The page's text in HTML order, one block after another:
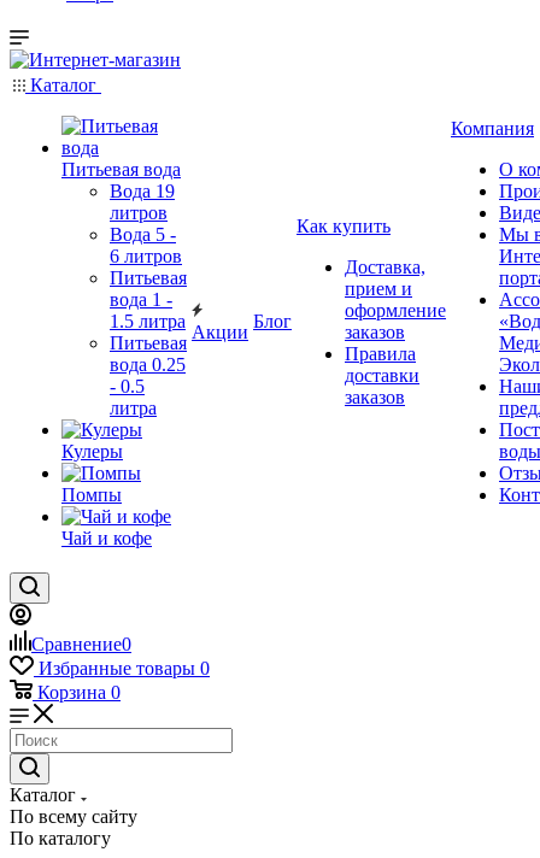
Каталог
Питьевая вода
Вода 19
литров
Вода 5 -
6 литров
Питьевая
вода 1 -
1.5 литра
Питьевая
вода 0.25
- 0.5
литра
Кулеры
Помпы
Чай и кофе
Акции
Блог
Как купить
Доставка,
прием и
оформление
заказов
Правила
доставки
заказов
Компания
О
Мы
Сравнение0
Избранные товары 0
Корзина 0
Каталог
По всему сайту
По каталогу